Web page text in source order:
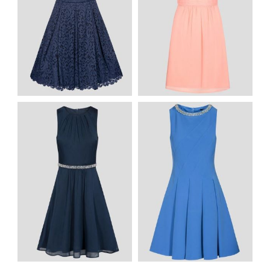
ZWIEWNA SUKIENKA
NA SZYJĘ WIĄZANA
ROZKLOSZOWANA
ROZKLOSZOWANA
SUKIENKA Z
KORONKI KRÓTKI
RĘKAW GRANATOWA
ROZKLOSZOWANA
GRANATOWA